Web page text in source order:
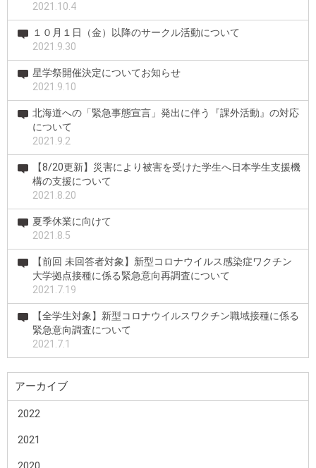
2021.10.4
１０月１日（金）以降のサークル活動について
2021.9.30
星学祭開催決定についてお知らせ
2021.9.10
北海道への「緊急事態宣言」発出に伴う『課外活動』の対応
について
2021.9.2
【8/20更新】災害により被害を受けた学生へ日本学生支援機
構の支援について
2021.8.20
夏季休業に向けて
2021.8.5
【前回 未回答者対象】新型コロナウイルス感染症ワクチン
大学拠点接種に係る緊急意向再調査について
2021.7.19
【全学生対象】新型コロナウイルスワクチン職域接種に係る
緊急意向調査について
2021.7.1
アーカイブ
2022
2021